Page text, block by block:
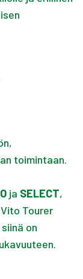
toimintaan.
ja SELECT,
Tourer
on